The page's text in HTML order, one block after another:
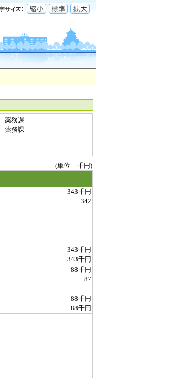
薬務課
薬務課
(単位 千円)
343千円
342
343千円
343千円
88千円
87
88千円
88千円